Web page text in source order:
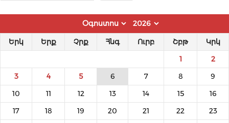
Երկ Երք Չրք Հնգ Ուրբ Շբթ Կրկ
1 2
3 4 5 6 7 8 9
10 11 12 13 14 15 16
17 18 19 20 21 22 23